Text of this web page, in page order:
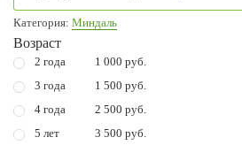
Категория: Миндаль
Возраст
2 года
1 000 руб.
3 года
1 500 руб.
4 года
2 500 руб.
5 лет
3 500 руб.